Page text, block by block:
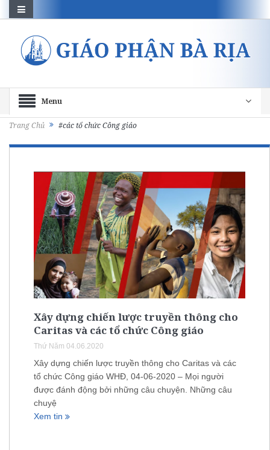
Menu
Trang Chủ #các tổ chức Công giáo
Xây dựng chiến lược truyền thông cho
Caritas và các tổ chức Công giáo
Thứ Năm 04.06.2020
Xây dựng chiến lược truyền thông cho Caritas và các
tổ chức Công giáo WHĐ, 04-06-2020 – Mọi người
được đánh động bởi những câu chuyện. Những câu
chuyệ
Xem tin